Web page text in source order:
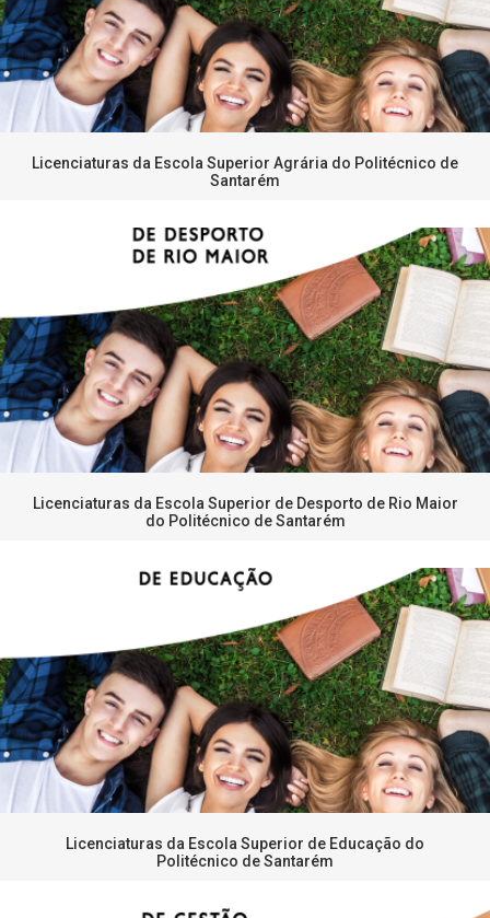
Licenciaturas da Escola Superior Agrária do Politécnico de
Santarém
Licenciaturas da Escola Superior de Desporto de Rio Maior
do Politécnico de Santarém
Licenciaturas da Escola Superior de Educação do
Politécnico de Santarém